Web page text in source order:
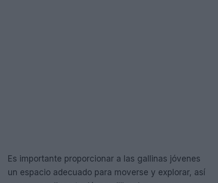
Es importante proporcionar a las gallinas jóvenes
un espacio adecuado para moverse y explorar, así